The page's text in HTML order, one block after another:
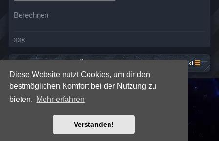
Diese Website nutzt Cookies, um dir den
bestmöglichen Komfort bei der Nutzung zu
bieten. Mehr erfahren
Verstanden!
Berechnen
xxx
Kontakt
Premium phpBB Styles
Powered byphpBB® Forum Software © phpBB Limited
Deutsche Übersetzung durch
Datenschutz|Nutzungsbedingungen